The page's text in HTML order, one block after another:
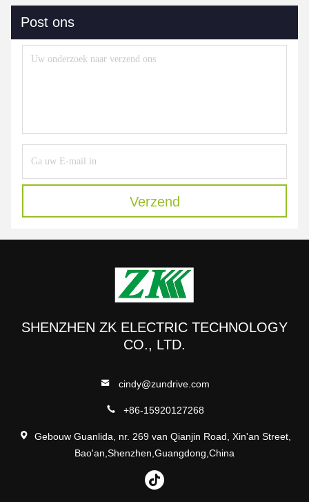
Post ons
Verzend
SHENZHEN ZK ELECTRIC TECHNOLOGY
CO., LTD.
cindy@zundrive.com
+86-15920127268
Gebouw Guanlida, nr. 269 van Qianjin Road, Xin'an Street,
Bao'an,Shenzhen,Guangdong,China